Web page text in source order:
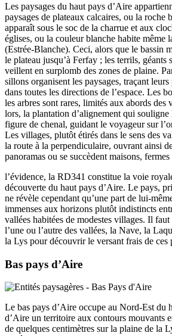
Les paysages du haut pays d’Aire
paysages de plateaux calcaires, ou la roche
apparaît sous le soc de la charrue et aux
églises, ou la couleur blanche habite même
(Estrée-Blanche). Ceci, alors que le bassin
le plateau jusqu’à Ferfay ; les terrils, géants
veillent en surplomb des zones de plaine.
sillons organisent les paysages, traçant leurs
dans toutes les directions de l’espace. Les
les arbres sont rares, limités aux abords des
lors, la plantation d’alignement qui
figure de chenal, guidant le voyageur sur
Les villages, plutôt étirés dans le sens des
la route à la perpendiculaire, ouvrant ainsi
panoramas ou se succèdent maisons,
l’évidence, la RD341 constitue la voie
découverte du haut pays d’Aire. Le pays,
ne révèle cependant qu’une part de lui-
immenses aux horizons plutôt indistincts
vallées habitées de modestes villages. Il faut
l’une ou l’autre des vallées, la Nave, la
la Lys pour découvrir le versant frais de ces
Bas pays d’Aire
Le bas pays d’Aire occupe au Nord-Est du
d’Aire un territoire aux contours mouvants
de quelques centimètres sur la plaine de la